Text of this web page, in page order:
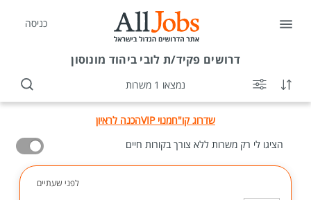
כניסה
דרושים פקיד/ת לובי ביהוד מונוסון
נמצאו 1 משרות
שדרוג קו"חמנוי VIP
הכנה לראיון
הציגו לי רק משרות ללא צורך בקורות חיים
לפני שעתיים